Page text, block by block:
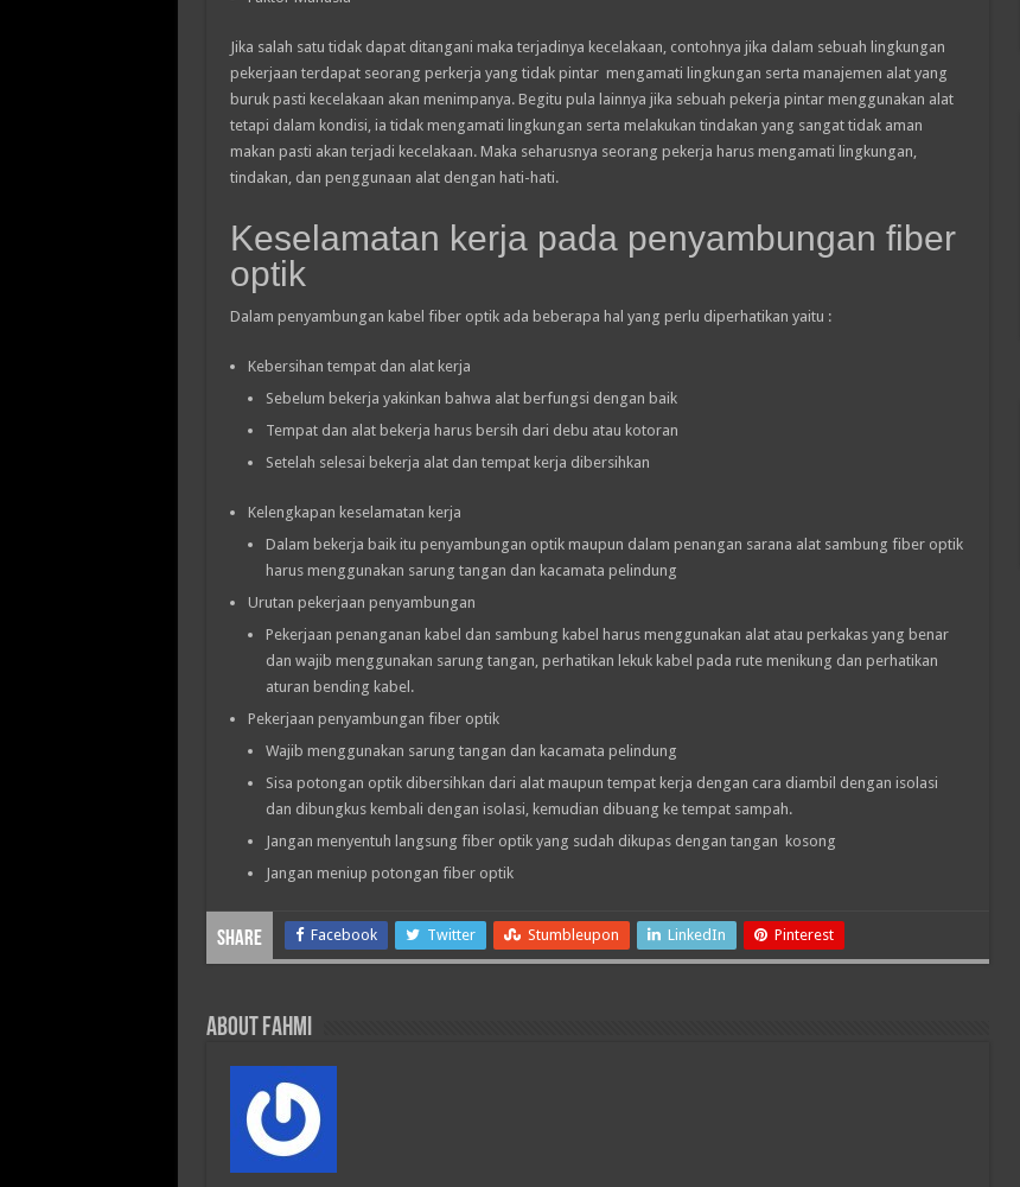
Jika salah satu tidak dapat ditangani maka terjadinya kecelakaan, contohnya jika dalam sebuah lingkungan
pekerjaan terdapat seorang perkerja yang tidak pintar mengamati lingkungan serta manajemen alat yang
buruk pasti kecelakaan akan menimpanya. Begitu pula lainnya jika sebuah pekerja pintar menggunakan alat
tetapi dalam kondisi, ia tidak mengamati lingkungan serta melakukan tindakan yang sangat tidak aman
makan pasti akan terjadi kecelakaan. Maka seharusnya seorang pekerja harus mengamati lingkungan,
tindakan, dan penggunaan alat dengan hati-hati.
Keselamatan kerja pada penyambungan fiber
optik
Dalam penyambungan kabel fiber optik ada beberapa hal yang perlu diperhatikan yaitu :
Kebersihan tempat dan alat kerja
Sebelum bekerja yakinkan bahwa alat berfungsi dengan baik
Tempat dan alat bekerja harus bersih dari debu atau kotoran
Setelah selesai bekerja alat dan tempat kerja dibersihkan
Kelengkapan keselamatan kerja
Dalam bekerja baik itu penyambungan optik maupun dalam penangan sarana alat sambung fiber optik
harus menggunakan sarung tangan dan kacamata pelindung
Urutan pekerjaan penyambungan
Pekerjaan penanganan kabel dan sambung kabel harus menggunakan alat atau perkakas yang benar
dan wajib menggunakan sarung tangan, perhatikan lekuk kabel pada rute menikung dan perhatikan
aturan bending kabel.
Pekerjaan penyambungan fiber optik
Wajib menggunakan sarung tangan dan kacamata pelindung
Sisa potongan optik dibersihkan dari alat maupun tempat kerja dengan cara diambil dengan isolasi
dan dibungkus kembali dengan isolasi, kemudian dibuang ke tempat sampah.
Jangan menyentuh langsung fiber optik yang sudah dikupas dengan tangan kosong
Jangan meniup potongan fiber optik
Share Facebook Twitter Stumbleupon LinkedIn Pinterest
About Fahmi